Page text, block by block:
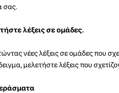
σας.
λέξεις σε ομάδες.
νέες λέξεις σε ομάδες που
μελετήστε λέξεις που